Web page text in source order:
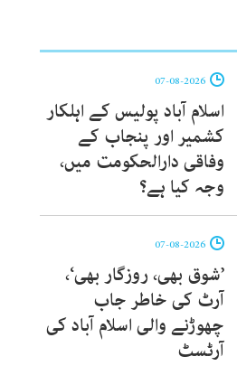
اسلام آباد پولیس کے اہلکار
کشمیر اور پنجاب کے
وفاقی دارالحکومت میں،
وجہ کیا ہے؟
’شوق بھی، روزگار بھی‘،
آرٹ کی خاطر جاب
چھوڑنے والی اسلام آباد کی
آرٹسٹ